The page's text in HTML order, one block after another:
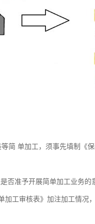
简 单加工，须事先填制《
否准予开展简单加工业务的
工审核表》加注加工情况